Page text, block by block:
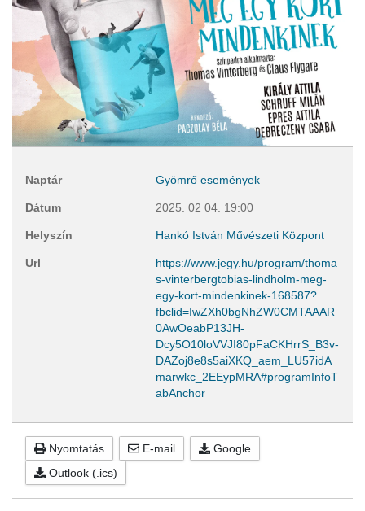
Naptár Gyömrő események
Dátum 2025. 02 04. 19:00
Helyszín Hankó István Művészeti Központ
Url
https://www.jegy.hu/program/thoma
s-vinterbergtobias-lindholm-meg-
egy-kort-mindenkinek-168587?
fbclid=IwZXh0bgNhZW0CMTAAAR
0AwOeabP13JH-
Dcy5O10loVVJI80pFaCKHrrS_B3v-
DAZoj8e8s5aiXKQ_aem_LU57idA
marwkc_2EEypMRA#programInfoT
abAnchor
Nyomtatás E-mail
Google
Outlook (.ics)